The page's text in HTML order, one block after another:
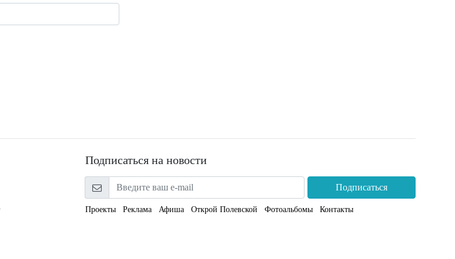
Подписаться на новости
Подписаться
Проекты Реклама Афиша Открой Полевской Фотоальбомы Контакты